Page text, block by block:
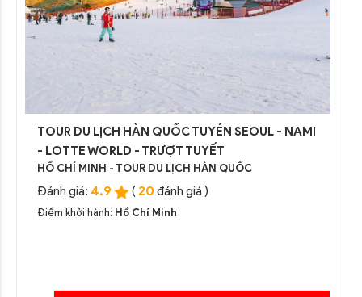
TOUR DU LỊCH HÀN QUỐC TUYÉN SEOUL - NAMI
- LOTTE WORLD - TRƯỢT TUYẾT
HỒ CHÍ MINH - TOUR DU LỊCH HÀN QUỐC
Đánh giá: 4.9 ( 20 đánh giá )
Điểm khởi hành: Hồ Chí Minh